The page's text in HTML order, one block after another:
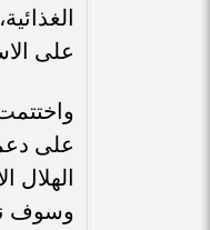
على
على
وسوف